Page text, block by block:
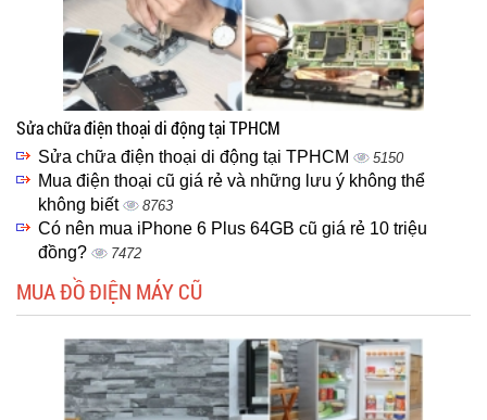
Sửa chữa điện thoại di động tại TPHCM
Sửa chữa điện thoại di động tại TPHCM 5150
Mua điện thoại cũ giá rẻ và những lưu ý không thể
không biết
8763
Có nên mua iPhone 6 Plus 64GB cũ giá rẻ 10 triệu
đồng?
7472
MUA ĐỒ ĐIỆN MÁY CŨ